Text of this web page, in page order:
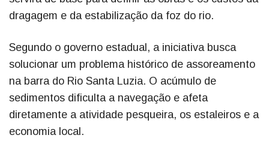
dragagem e da estabilização da foz do rio.
Segundo o governo estadual, a iniciativa busca
solucionar um problema histórico de assoreamento
na barra do Rio Santa Luzia. O acúmulo de
sedimentos dificulta a navegação e afeta
diretamente a atividade pesqueira, os estaleiros e a
economia local.